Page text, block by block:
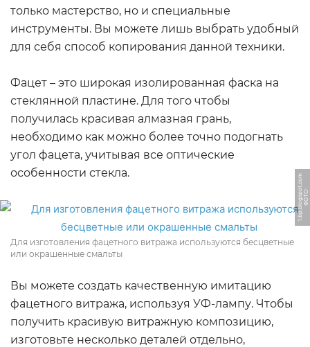
только мастерство, но и специальные
инструменты. Вы можете лишь выбрать удобный
для себя способ копирования данной техники.
Фацет – это широкая изолированная фаска на
стеклянной пластине. Для того чтобы
получилась красивая алмазная грань,
необходимо как можно более точно подогнать
угол фацета, учитывая все оптические
особенности стекла.
Ф
О
Т
О:
1.
b
p.
bl
o
g
s
p
o
t.
c
o
m
Для изготовления фацетного витража используются бесцветные
или окрашенные смальты
Вы можете создать качественную имитацию
фацетного витража, используя УФ-лампу. Чтобы
получить красивую витражную композицию,
изготовьте несколько деталей отдельно,